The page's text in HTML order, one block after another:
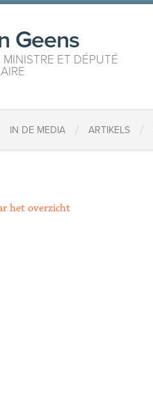
Geens
ET DÉPUTÉ
IN DE MEDIA / ARTIKELS /
het overzicht